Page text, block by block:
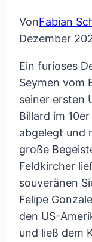
VonFabian
Dezember
Ein furioses
Seymen vom
seiner ersten
Billard im
abgelegt und
große
Feldkircher
souveränen
Felipe
den US-
und ließ dem